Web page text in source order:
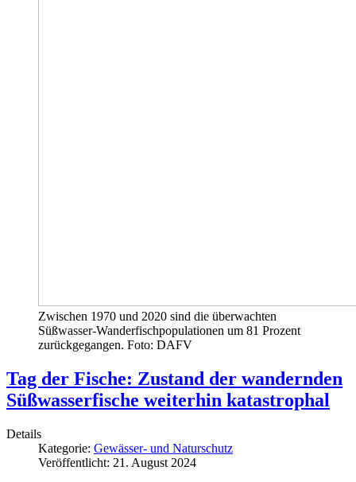
Zwischen 1970 und 2020 sind die überwachten
Süßwasser-Wanderfischpopulationen um 81 Prozent
zurückgegangen. Foto: DAFV
Tag der Fische: Zustand der wandernden
Süßwasserfische weiterhin katastrophal
Details
Kategorie: Gewässer- und Naturschutz
Veröffentlicht: 21. August 2024